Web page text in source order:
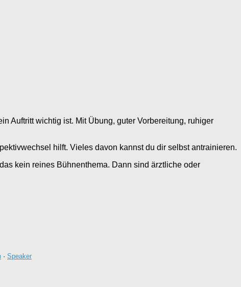
Auftritt wichtig ist. Mit Übung, guter Vorbereitung, ruhiger
hilft. Vieles davon kannst du dir selbst antrainieren.
kein reines Bühnenthema. Dann sind ärztliche oder
· Speaker